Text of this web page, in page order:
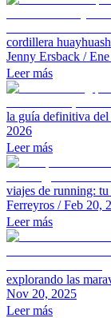
cordillera
Jenny Ersback /
Leer más
la guía definitiva del
2026
Leer más
viajes de running: tu
Ferreyros / Feb 20,
Leer más
explorando las
Nov 20, 2025
Leer más